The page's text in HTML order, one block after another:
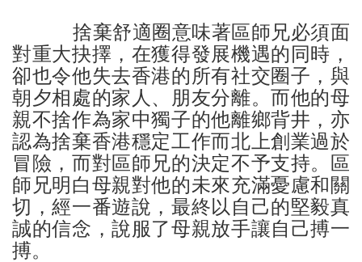
捨棄舒適圈意味著區師兄必須面
對重大抉擇，在獲得發展機遇的同時，
卻也令他失去香港的所有社交圈子，與
朝夕相處的家人、朋友分離。而他的母
親不捨作為家中獨子的他離鄉背井，亦
認為捨棄香港穩定工作而北上創業過於
冒險，而對區師兄的決定不予支持。區
師兄明白母親對他的未來充滿憂慮和關
切，經一番遊說，最終以自己的堅毅真
誠的信念，說服了母親放手讓自己搏一
搏。